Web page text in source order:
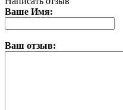
Ваше Имя:
Ваш отзыв: